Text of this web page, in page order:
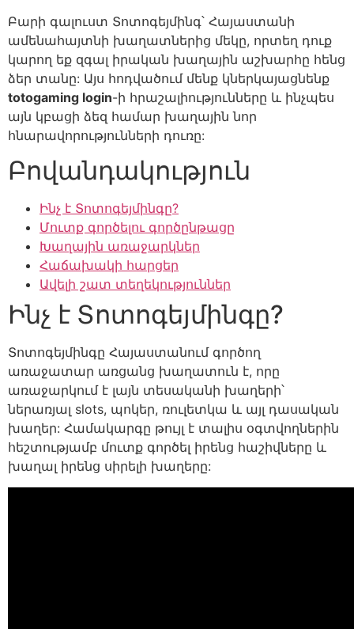
Բարի գալուստ Տոտոգեյմինգ՝ Հայաստանի
ամենահայտնի խաղատներից մեկը, որտեղ դուք
կարող եք զգալ իրական խաղային աշխարհը հենց
ձեր տանը: Այս հոդվածում մենք կներկայացնենք
totogaming login-ի հրաշալիությունները և ինչպես
այն կբացի ձեզ համար խաղային նոր
հնարավորությունների դուռը:
Բովանդակություն
Ինչ է Տոտոգեյմինգը?
Մուտք գործելու գործընթացը
Խաղային առաջարկներ
Հաճախակի հարցեր
Ավելի շատ տեղեկություններ
Ինչ է Տոտոգեյմինգը?
Տոտոգեյմինգը Հայաստանում գործող
առաջատար առցանց խաղատուն է, որը
առաջարկում է լայն տեսականի խաղերի՝
ներառյալ slots, պոկեր, ռուլետկա և այլ դասական
խաղեր: Համակարգը թույլ է տալիս օգտվողներին
հեշտությամբ մուտք գործել իրենց հաշիվները և
խաղալ իրենց սիրելի խաղերը: